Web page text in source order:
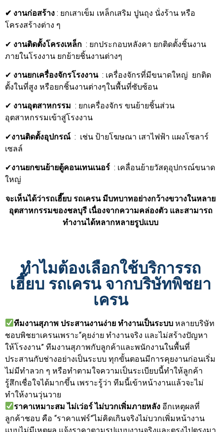
✔ งานก่อสร้าง : ยกเสาเข็ม เหล็กเสริม ปูนถุง นั่งร้าน หรือ
โครงสร้างต่าง ๆ
✔ งานติดตั้งโครงเหล็ก : ยกประกอบหลังคา ยกติดตั้งชิ้นงาน
ภายในโรงงาน ยกย้ายชิ้นงานต่างๆ
✔ งานยกเครื่องจักรโรงงาน: เครื่องจักรที่มีขนาดใหญ่ ยกติด
ตั้งในที่สูง หรือยกชิ้นงานต่างๆในพื้นที่ซับซ้อน
✔ งานอุตสาหกรรม : ยกเครื่องจักร ขนย้ายชิ้นส่วน
อุตสาหกรรมเข้าสู่โรงงาน
✔งานติดตั้งอุปกรณ์ : เช่น ป้ายโฆษณา เสาไฟฟ้า แผงโซลาร์
เซลล์
✔งานยกขนย้ายตู้คอนเทนเนอร์ : เคลื่อนย้ายวัสดุอุปกรณ์ขนาด
ใหญ่
จะเห็นได้ว่ารถเฮี๊ยบ รถเครน มีบทบาทอย่างกว้างขวางในหลาย
อุตสาหกรรมของชลบุรี เนื่องจากความคล่องตัว และสามารถ
ทำงานได้หลากหลายรูปแบบ
ทำไมต้องเลือกใช้บริการรถ
เฮี๊ยบ รถเครน จากบริษัทพิชยา
เครน
ทีมงานสุภาพ ประสานงานง่าย ทำงานเป็นระบบหลายบริษัท
ชอบพิชยาเครนเพราะ“คุยง่าย ทำงานจริง และไม่สร้างปัญหา
ให้โรงงาน” ทีมงานสุภาพกับลูกค้าและพนักงานในพื้นที่
ประสานกับช่างอย่างเป็นระบบ ทุกขั้นตอนมีการคุยงานก่อนเริ่ม
ไม่มีทำลวก ๆ หรือทำตามใจความเป็นระเบียบนี้ทำให้ลูกค้า
รู้สึกเชื่อใจได้มากขึ้น เพราะรู้ว่า ทีมนี้เข้าหน้างานแล้วจะไม่
ทำให้งานวุ่นวาย
ราคาเหมาะสม ไม่เว่อร์ ไม่บวกเพิ่มภายหลัง อีกเหตุผลที่
ลูกค้าชอบ คือ “ราคาแฟร์”ไม่คิดเกินจริงไม่บวกเพิ่มหน้างาน